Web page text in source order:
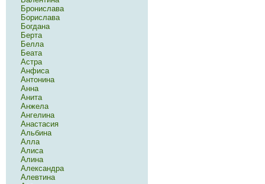
Бронислава
Борислава
Богдана
Берта
Белла
Беата
Астра
Анфиса
Антонина
Анна
Анита
Анжела
Ангелина
Анастасия
Альбина
Алла
Алиса
Алина
Александра
Алевтина